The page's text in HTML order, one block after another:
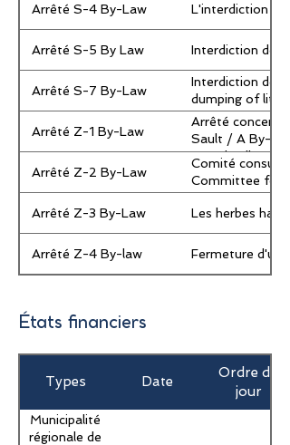
Arrêté S-4 By-Law L'interdiction de
Arrêté S-5 By Law Interdiction de
Arrêté S-7 By-Law
Interdiction de
dumping of
Arrêté Z-1 By-Law
Arrêté
Sault / A By-
Grand Falls
Arrêté Z-2 By-Law
Comité
Committee for
Arrêté Z-3 By-Law Les herbes
Arrêté Z-4 By-law Fermeture
États financiers
Types Date
Ordre du
jour
Municipalité
régionale de